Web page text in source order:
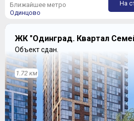
Ближайшее метро
Одинцово
На
ЖК "Одинград. Квартал
Объект сдан.
1.72 км